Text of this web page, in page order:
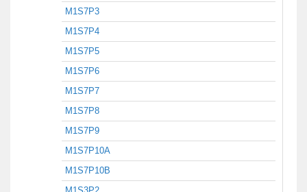
M1S7P3
M1S7P4
M1S7P5
M1S7P6
M1S7P7
M1S7P8
M1S7P9
M1S7P10A
M1S7P10B